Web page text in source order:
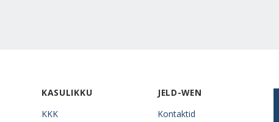
KASULIKKU
KKK
JELD-WEN
Kontaktid